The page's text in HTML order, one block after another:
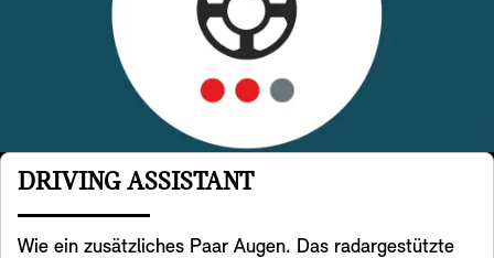
DRIVING ASSISTANT
Wie ein zusätzliches Paar Augen. Das radargestützte